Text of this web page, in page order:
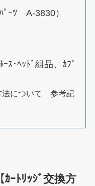
ﾞﾊﾟｰﾂ A-3830）
ｽ･ﾍｯﾄﾞ組品、ｶﾌﾟ
法について 参考記
ｰﾄﾘｯｼﾞ交換方